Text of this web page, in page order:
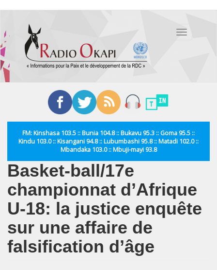
contenu
principal
Toggle
FM: Kinshasa 103.5 :: Bunia 104.8 :: Bukavu 95.3 :: Goma 95.5 ::
Kindu 103.0 :: Kisangani 94.8 :: Lubumbashi 95.8 :: Matadi 102.0 ::
Mbandaka 103.0 :: Mbuji-mayi 93.8
Basket-ball/17e
championnat d’Afrique
U-18: la justice enquête
sur une affaire de
falsification d’âge